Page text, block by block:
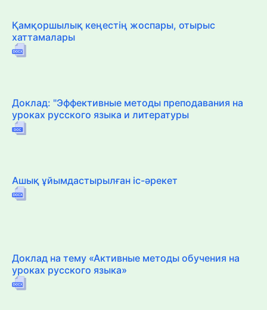
Қамқоршылық кеңестің жоспары, отырыс
хаттамалары
Доклад: "Эффективные методы преподавания на
уроках русского языка и литературы
Ашық ұйымдастырылған іс-әрекет
Доклад на тему «Активные методы обучения на
уроках русского языка»